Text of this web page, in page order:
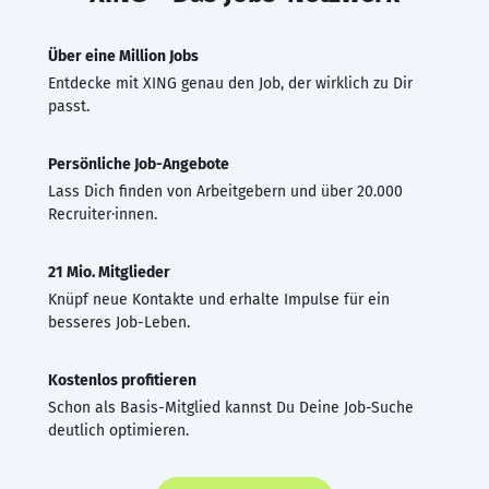
Über eine Million Jobs
Entdecke mit XING genau den Job, der wirklich zu Dir
passt.
Persönliche Job-Angebote
Lass Dich finden von Arbeitgebern und über 20.000
Recruiter·innen.
21 Mio. Mitglieder
Knüpf neue Kontakte und erhalte Impulse für ein
besseres Job-Leben.
Kostenlos profitieren
Schon als Basis-Mitglied kannst Du Deine Job-Suche
deutlich optimieren.